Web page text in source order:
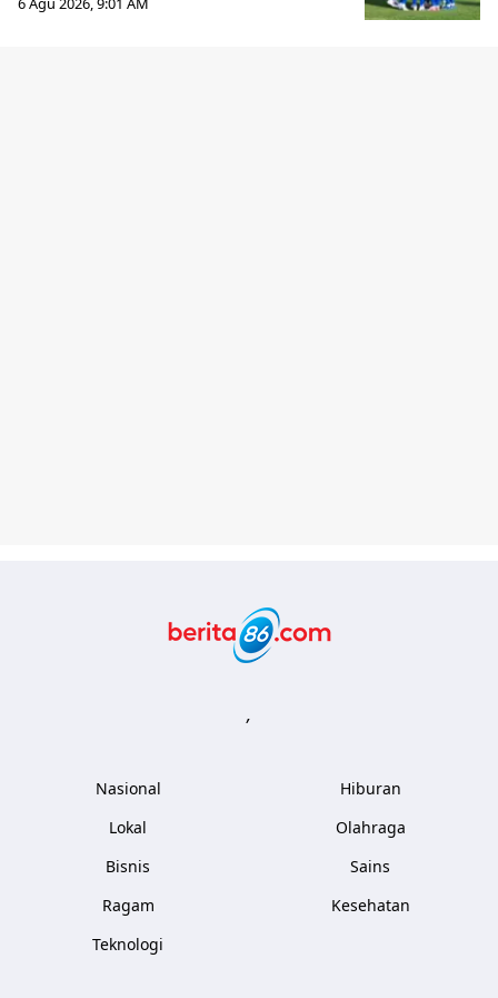
,
Nasional
Lokal
Bisnis
Ragam
Teknologi
Hiburan
Olahraga
Sains
Kesehatan